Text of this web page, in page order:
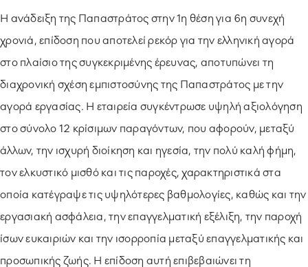
Η ανάδειξη της Παπαστράτος στην 1η θέση για 6η συνεχή
χρονιά, επίδοση που αποτελεί ρεκόρ για την ελληνική αγορά
στο πλαίσιο της συγκεκριμένης έρευνας, αποτυπώνει τη
διαχρονική σχέση εμπιστοσύνης της Παπαστράτος με την
αγορά εργασίας. Η εταιρεία συγκέντρωσε υψηλή αξιολόγηση
στο σύνολο 12 κρίσιμων παραγόντων, που αφορούν, μεταξύ
άλλων, την ισχυρή διοίκηση και ηγεσία, την πολύ καλή φήμη,
τον ελκυστικό μισθό και τις παροχές, χαρακτηριστικά στα
οποία κατέγραψε τις υψηλότερες βαθμολογίες, καθώς και την
εργασιακή ασφάλεια, την επαγγελματική εξέλιξη, την παροχή
ίσων ευκαιριών και την ισορροπία μεταξύ επαγγελματικής και
προσωπικής ζωής. Η επίδοση αυτή επιβεβαιώνει τη